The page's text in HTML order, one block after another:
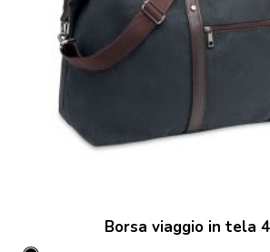
Borsa viaggio in tela